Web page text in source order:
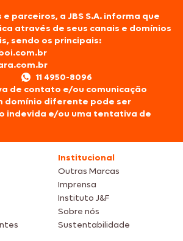
parceiros, a JBS S.A. informa que
através de seus canais e domínios
sendo os principais:
11 4950-8096
de contato e/ou comunicação
domínio diferente pode ser
indevida e/ou uma tentativa de
Institucional
Outras Marcas
Imprensa
Instituto J&F
Sobre nós
Sustentabilidade